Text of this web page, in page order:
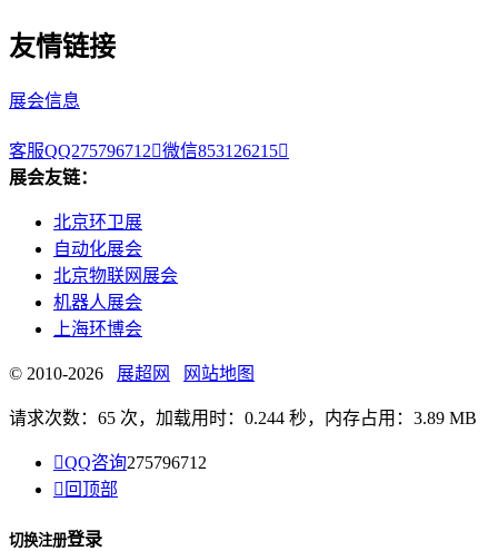
友情链接
展会信息
客服QQ275796712微信853126215
展会友链：
北京环卫展
自动化展会
北京物联网展会
机器人展会
上海环博会
© 2010-2026 展超网 网站地图
请求次数：65 次，加载用时：0.244 秒，内存占用：3.89 MB
QQ咨询275796712
 回顶部
切换注册登录